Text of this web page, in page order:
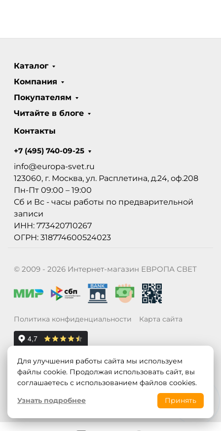
Каталог
Компания
Покупателям
Читайте в блоге
Контакты
+7 (495) 740-09-25
info@europa-svet.ru
123060, г. Москва, ул. Расплетина, д.24, оф.208
Пн-Пт 09:00 – 19:00
Сб и Вс - часы работы по предварительной
записи
ИНН: 773420710267
ОГРН: 318774600524023
© 2009 - 2026 Интернет-магазин ЕВРОПА СВЕТ
Политика конфиденциальности Карта сайта
Для улучшения работы сайта мы используем
файлы cookie. Продолжая использовать сайт, вы
соглашаетесь с использованием файлов cookies.
Узнать подробнее
Принять